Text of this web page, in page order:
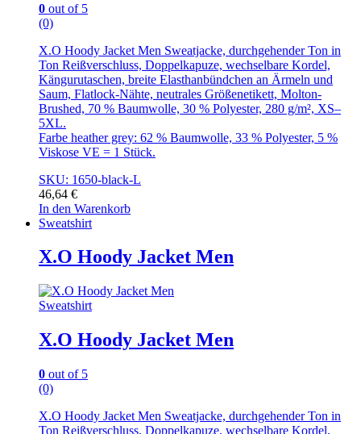
0 out of 5
(0)
X.O Hoody Jacket Men Sweatjacke, durchgehender Ton in
Ton Reißverschluss, Doppelkapuze, wechselbare Kordel,
Kängurutaschen, breite Elasthanbündchen an Ärmeln und
Saum, Flatlock-Nähte, neutrales Größenetikett, Molton-
Brushed, 70 % Baumwolle, 30 % Polyester, 280 g/m², XS–
5XL.
Farbe heather grey: 62 % Baumwolle, 33 % Polyester, 5 %
Viskose VE = 1 Stück.
SKU: 1650-black-L
46,64 €
In den Warenkorb
Sweatshirt
X.O Hoody Jacket Men
Sweatshirt
X.O Hoody Jacket Men
0 out of 5
(0)
X.O Hoody Jacket Men Sweatjacke, durchgehender Ton in
Ton Reißverschluss, Doppelkapuze, wechselbare Kordel,